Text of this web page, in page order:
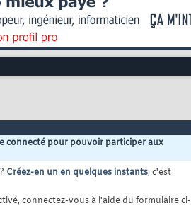
connecté pour pouvoir participer aux
Créez-en un en quelques instants, c'est
connectez-vous à l'aide du formulaire ci-